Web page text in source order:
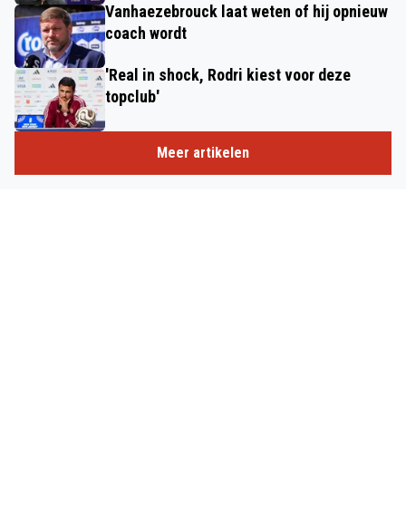
Vanhaezebrouck laat weten of hij opnieuw
coach wordt
'Real in shock, Rodri kiest voor deze
topclub'
Meer artikelen